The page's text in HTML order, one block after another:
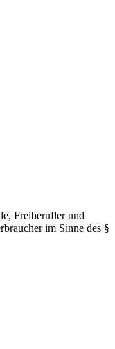
Freiberufler und
im Sinne des §